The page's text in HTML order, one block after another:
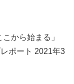
から始まる」
ポート 2021年3